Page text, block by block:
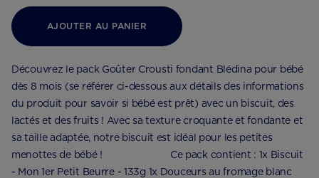
AJOUTER AU PANIER
Découvrez le pack Goûter Crousti fondant Blédina pour bébé
dès 8 mois (se référer ci-dessous aux détails des informations
du produit pour savoir si bébé est prêt) avec un biscuit, des
lactés et des fruits ! Avec sa texture croquante et fondante et
sa taille adaptée, notre biscuit est idéal pour les petites
menottes de bébé ! ⠀⠀⠀⠀⠀⠀⠀⠀⠀ Ce pack contient : 1x Biscuit
- Mon 1er Petit Beurre - 133g 1x Douceurs au fromage blanc